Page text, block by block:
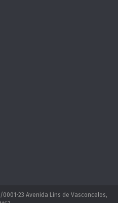
0001-23 Avenida Lins de Vasconcelos,